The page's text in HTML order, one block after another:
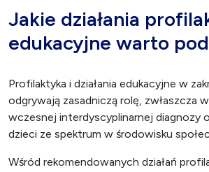
Jakie działania
edukacyjne warto
Profilaktyka i działania edukacyjne w
odgrywają zasadniczą rolę, zwłaszcza
wczesnej interdyscyplinarnej diagnozy
dzieci ze spektrum w środowisku
Wśród rekomendowanych działań